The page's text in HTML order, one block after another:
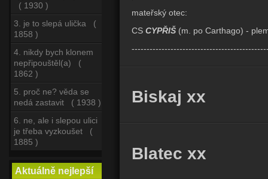
( 1930 )
3. je to slepá ulička (
1858 )
4. nikdy bych klonem
nepřipouštěl(a) (
1862 )
5. proč ne? věda se
nedá zastavit ( 1938 )
6. ne, ale i slepou ulici
je třeba vyzkoušet (
1885 )
Aktuálně nejlepší
mateřský otec:
CS CYPŘIŠ (m. po Carthago) -
Biskaj xx
Blatec xx